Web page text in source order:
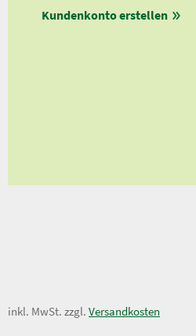
Kundenkonto erstellen
13,50 €
inkl. MwSt. zzgl. Versandkosten